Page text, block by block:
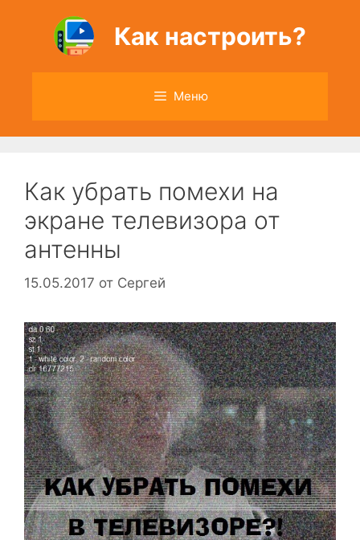
содержимому
Как настроить?
Меню
Как убрать помехи на
экране телевизора от
антенны
15.05.2017 от Сергей